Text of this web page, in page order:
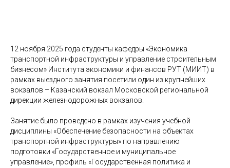
12 ноября 2025 года студенты кафедры «Экономика
транспортной инфраструктуры и управление строительным
бизнесом» Института экономики и финансов РУТ (МИИТ) в
рамках выездного занятия посетили один из крупнейших
вокзалов – Казанский вокзал Московской региональной
дирекции железнодорожных вокзалов.
Занятие было проведено в рамках изучения учебной
дисциплины «Обеспечение безопасности на объектах
транспортной инфраструктуры» по направлению
подготовки «Государственное и муниципальное
управление», профиль «Государственная политика и